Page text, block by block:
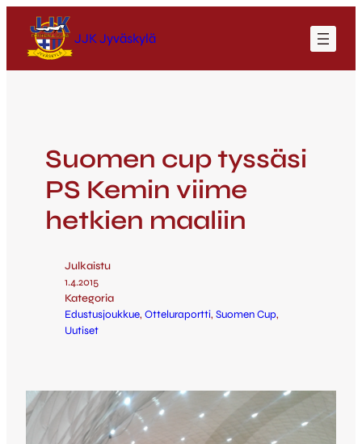
JJK Jyväskylä
Suomen cup tyssäsi
PS Kemin viime
hetkien maaliin
Julkaistu
1.4.2015
Kategoria
Edustusjoukkue, Otteluraportti, Suomen Cup
Uutiset